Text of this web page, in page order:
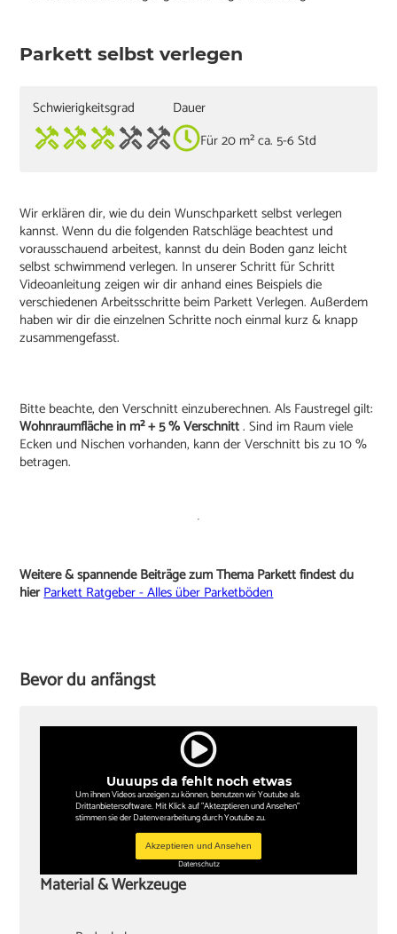
Parkett selbst verlegen
Schwierigkeitsgrad
Dauer
Für 20 m² ca. 5-6 Std
Wir erklären dir, wie du dein Wunschparkett selbst verlegen
kannst. Wenn du die folgenden Ratschläge beachtest und
vorausschauend arbeitest, kannst du dein Boden ganz leicht
selbst schwimmend verlegen. In unserer Schritt für Schritt
Videoanleitung zeigen wir dir anhand eines Beispiels die
verschiedenen Arbeitsschritte beim Parkett Verlegen. Außerdem
haben wir dir die einzelnen Schritte noch einmal kurz & knapp
zusammengefasst.
Bitte beachte, den Verschnitt einzuberechnen. Als Faustregel gilt:
Wohnraumfläche in m² + 5 % Verschnitt. Sind im Raum viele
Ecken und Nischen vorhanden, kann der Verschnitt bis zu 10 %
betragen.
Weitere & spannende Beiträge zum Thema Parkett findest du
hierParkett Ratgeber - Alles über Parketböden
Bevor du anfängst
Uuuups da fehlt noch etwas
Um ihnen Videos anzeigen zu können, benutzen wir Youtube als
Drittanbietersoftware. Mit Klick auf "Aktezptieren und Ansehen"
stimmen sie der Datenverarbeitung durch Youtube zu.
Akzeptieren und Ansehen
Datenschutz
Material & Werkzeuge